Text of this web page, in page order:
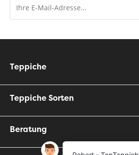
Teppiche
Teppiche Sorten
Beratung